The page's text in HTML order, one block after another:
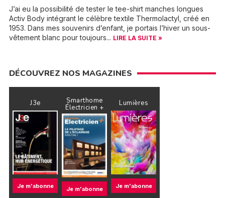
J’ai eu la possibilité de tester le tee-shirt manches longues
Activ Body intégrant le célèbre textile Thermolactyl, créé en
1953. Dans mes souvenirs d’enfant, je portais l’hiver un sous-
vêtement blanc pour toujours... LIRE LA SUITE »
DÉCOUVREZ NOS MAGAZINES
J3e
Je m'abonne
Smarthome
Électricien +
Je m'abonne
Lumières
Je m'abonne